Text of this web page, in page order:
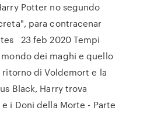
Potter no segundo
para contracenar
23 feb 2020 Tempi
dei maghi e quello
di Voldemort e la
Black, Harry trova
i Doni della Morte - Parte